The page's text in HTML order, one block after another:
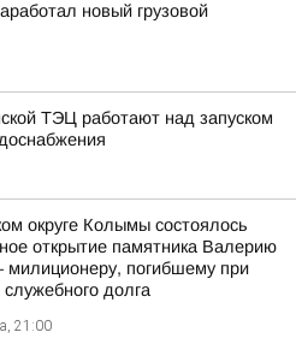
новый грузовой
ТЭЦ работают над запуском
округе Колымы состоялось
открытие памятника Валерию
милиционеру, погибшему при
долга
21:00